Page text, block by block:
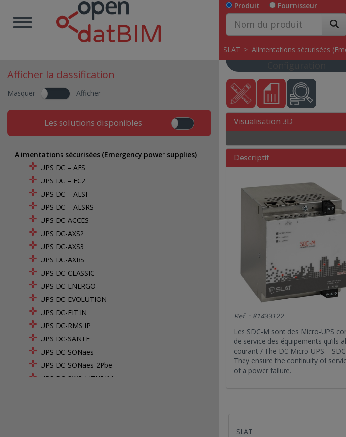
Produit Fournisseur
SLAT > Alimentations sécurisées
Afficher la classification
Masquer Afficher
Les solutions disponibles
Alimentations sécurisées (Emergency power supplies)
UPS DC – AES
UPS DC – EC2
UPS DC – AESI
UPS DC – AESRS
UPS DC-ACCES
UPS DC-AXS2
UPS DC-AXS3
UPS DC-AXRS
UPS DC-CLASSIC
UPS DC-ENERGO
UPS DC-EVOLUTION
UPS DC-FIT'IN
UPS DC-RMS IP
UPS DC-SANTE
UPS DC-SONaes
UPS DC-SONaes-2Pbe
UPS DC-SWP-LITHIUM
Visualisation 3D
Descriptif
Ref. : 81433122
Les SDC-M sont des Micro-UPS
de service des équipements
courant / The DC Micro-UPS –
They ensure the continuity of
of a power failure.
SLAT